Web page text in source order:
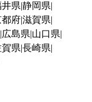
県 静岡県
都府滋賀県
広島県 山口県
県 長崎県